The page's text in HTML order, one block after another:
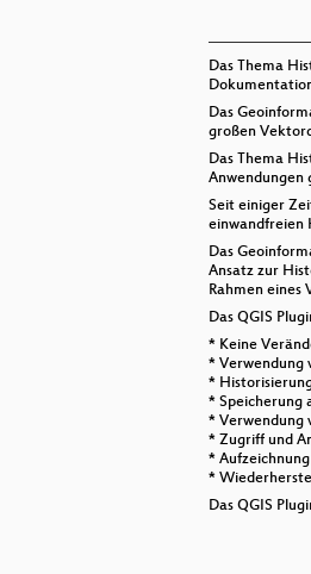
Das Thema
Das
großen
Das Thema
Anwendungen
Seit einiger
einwandfreien
Das
Ansatz zur
Rahmen eines
Das QGIS
* Keine
* Verwendung
*
* Speicherung
* Verwendung
* Zugriff und
*
*
Das QGIS